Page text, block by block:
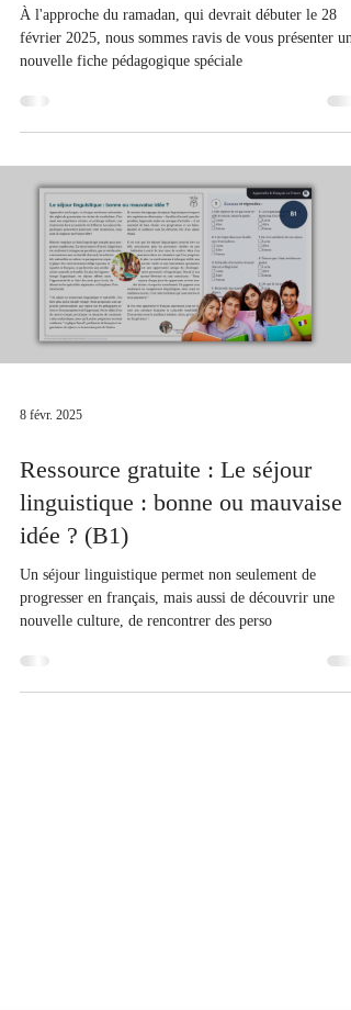
Qu'est-ce le ramadan ? (B1)
À l'approche du ramadan, qui devrait débuter le 28
février 2025, nous sommes ravis de vous présenter une
nouvelle fiche pédagogique spéciale
Ressource gratuite : Le séjour
linguistique : bonne ou mauvaise
idée ? (B1)
Un séjour linguistique permet non seulement de
progresser en français, mais aussi de découvrir une
nouvelle culture, de rencontrer des perso